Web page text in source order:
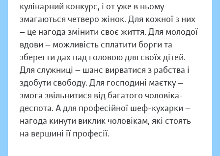
кулінарний конкурс, і от уже в ньому
змагаються четверо жінок. Для кожної з них
— це нагода змінити своє життя. Для молодої
вдови — можливість сплатити борги та
зберегти дах над головою для своїх дітей.
Для служниці — шанс вирватися з рабства і
здобути свободу. Для господині маєтку —
змога звільнитися від багатого чоловіка-
деспота. А для професійної шеф-кухарки —
нагода кинути виклик чоловікам, які стоять
на вершині її професії.